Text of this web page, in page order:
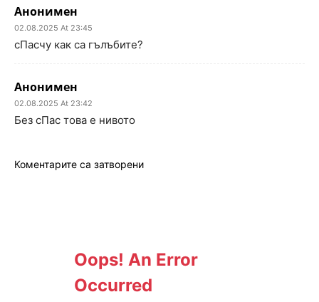
Анонимен
02.08.2025 At 23:45
сПасчу как са гълъбите?
Анонимен
02.08.2025 At 23:42
Без сПас това е нивото
Коментарите са затворени